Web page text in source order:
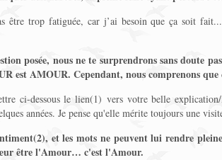
être trop fatiguée, car j’ai besoin que ça soit
posée, nous ne te surprendrons sans doute
est AMOUR. Cependant, nous comprenons que
ci-dessous le lien(1) vers votre belle
années. Je pense qu'elle mérite toujours une
, et les mots ne peuvent lui rendre
être l'Amour… c'est l'Amour.